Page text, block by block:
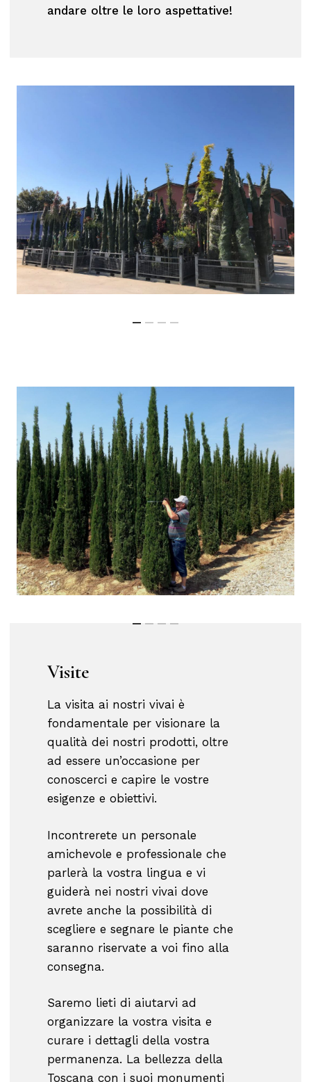
Nessun prodotto nel carrello
Torna Alla Lista Web
andare oltre le loro aspettative!
Visite
La visita ai nostri vivai è
fondamentale per visionare la
qualità dei nostri prodotti, oltre
ad essere un’occasione per
conoscerci e capire le vostre
esigenze e obiettivi.
Incontrerete un personale
amichevole e professionale che
parlerà la vostra lingua e vi
guiderà nei nostri vivai dove
avrete anche la possibilità di
scegliere e segnare le piante che
saranno riservate a voi fino alla
consegna.
Saremo lieti di aiutarvi ad
organizzare la vostra visita e
curare i dettagli della vostra
permanenza. La bellezza della
Toscana con i suoi monumenti